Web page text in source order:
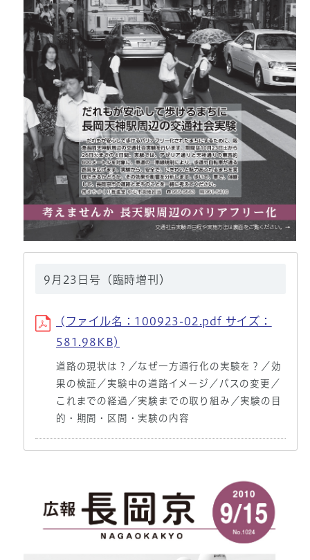
9月23日号（臨時増刊）
(ファイル名：100923-02.pdf サイズ：
581.98KB)
道路の現状は？／なぜ一方通行化の実験を？／効
果の検証／実験中の道路イメージ／バスの変更／
これまでの経過／実験までの取り組み／実験の目
的・期間・区間・実験の内容